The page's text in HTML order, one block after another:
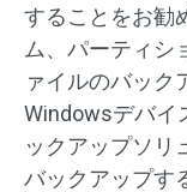
することをお勧
ム、パーティシ
ァイルのバック
Windowsデバイ
ックアップソリ
バックアップす